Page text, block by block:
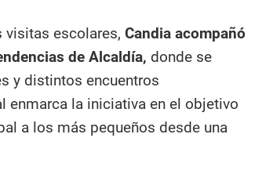
visitas escolares, Candia acompañó
de Alcaldía, donde se
y distintos encuentros
enmarca la iniciativa en el objetivo
a los más pequeños desde una